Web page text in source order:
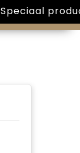
Speciaal